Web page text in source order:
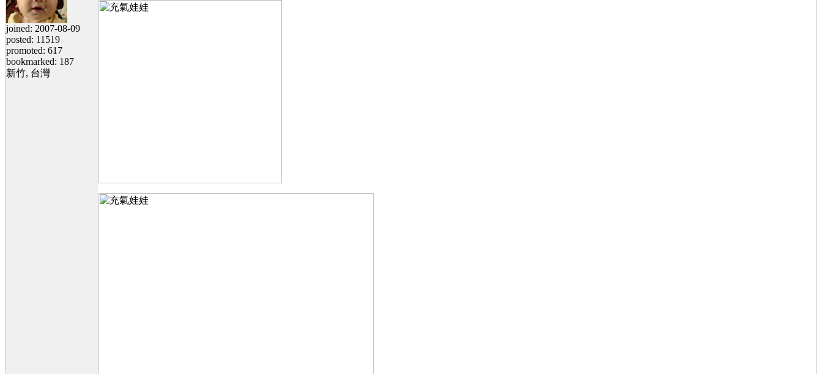
joined: 2007-08-09
posted: 11519
promoted: 617
bookmarked: 187
新竹, 台灣